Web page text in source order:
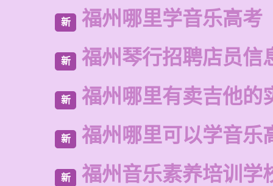
新 福州哪里学音乐高考
新 福州琴行招聘店员信
新 福州哪里有卖吉他的
新 福州哪里可以学音乐
新 福州音乐素养培训学